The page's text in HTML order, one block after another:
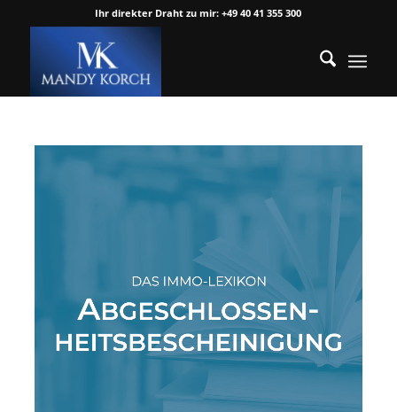
Ihr direkter Draht zu mir: +49 40 41 355 300